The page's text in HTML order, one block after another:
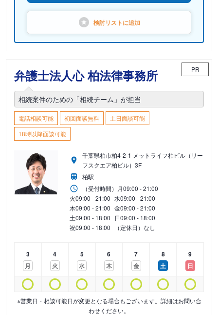
検討リストに追加
弁護士法人心 柏法律事務所 PR
相続案件のための「相続チーム」が担当
電話相談可能 初回面談無料
土日面談可能
18時以降面談可能
千葉県柏市柏4-2-1 メットライフ柏ビル（リー
フスクエア柏ビル）3F
柏駅
（受付時間） 月09:00 - 21:00
火09:00 - 21:00 水09:00 - 21:00
木09:00 - 21:00 金09:00 - 21:00
土09:00 - 18:00 日09:00 - 18:00
祝09:00 - 18:00 （定休日）なし
3
月
4
火
5
水
6
木
7
金
8
土
9
日
※営業日・相談可能日が変更となる場合もございます。詳細はお問い合
わせください。